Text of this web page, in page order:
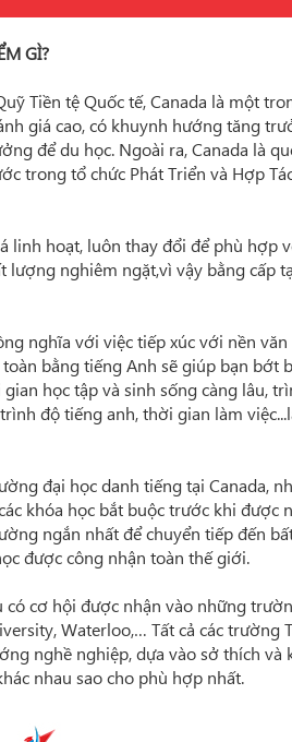
GÌ?
Tiền tệ Quốc tế, Canada là một
giá cao, có khuynh hướng tăng
để du học. Ngoài ra, Canada là
trong tổ chức Phát Triển và Hợp
hoạt, luôn thay đổi để phù hợp
nghiêm ngặt,vì vậy bằng cấp
nghĩa với việc tiếp xúc với nền văn
bằng tiếng Anh sẽ giúp bạn bớt
học tập và sinh sống càng lâu,
độ tiếng anh, thời gian làm
đại học danh tiếng tại Canada,
khóa học bắt buộc trước khi được
ngắn nhất để chuyển tiếp đến
được công nhận toàn thế giới.
cơ hội được nhận vào những
Waterloo,… Tất cả các trường
nghề nghiệp, dựa vào sở thích và
nhau sao cho phù hợp nhất.